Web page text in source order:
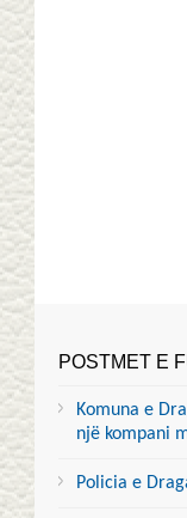
POSTMET E
Komuna e
një kompani
Policia e